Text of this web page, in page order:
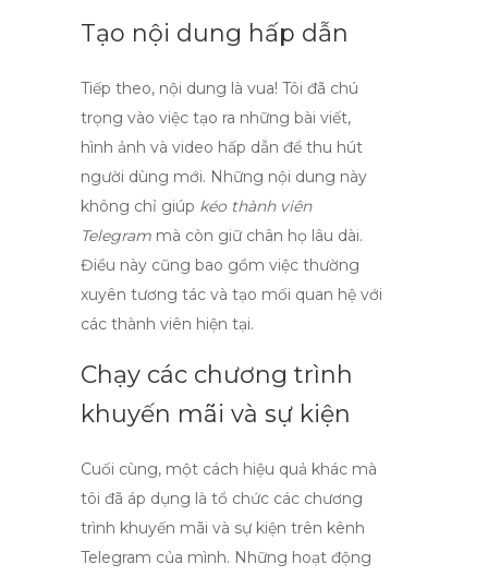
Tạo nội dung hấp dẫn
Tiếp theo, nội dung là vua! Tôi đã chú
trọng vào việc tạo ra những bài viết,
hình ảnh và video hấp dẫn để thu hút
người dùng mới. Những nội dung này
không chỉ giúp kéo thành viên
Telegram mà còn giữ chân họ lâu dài.
Điều này cũng bao gồm việc thường
xuyên tương tác và tạo mối quan hệ với
các thành viên hiện tại.
Chạy các chương trình
khuyến mãi và sự kiện
Cuối cùng, một cách hiệu quả khác mà
tôi đã áp dụng là tổ chức các chương
trình khuyến mãi và sự kiện trên kênh
Telegram của mình. Những hoạt động